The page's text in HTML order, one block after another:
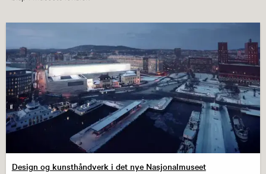
Design og kunsthåndverk i det nye Nasjonalmuseet